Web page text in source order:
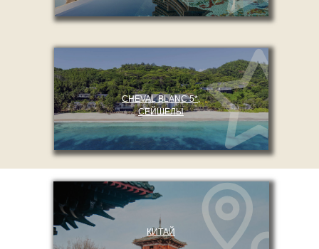
КИТАЙ
CHEVAL BLANC 5*,
СЕЙШЕЛЫ